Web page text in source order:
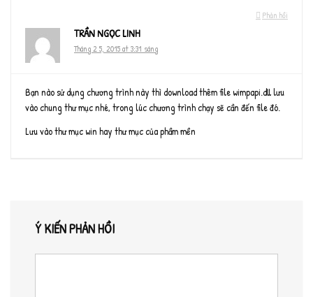
Phản hồi
TRẦN NGỌC LINH
Tháng 2 5, 2015 at 3:31 sáng
Bạn nào sử dụng chương trình này thì download thêm file wimpapi.dll lưu
vào chung thư mục nhé, trong lúc chương trình chạy sẽ cần đến file đó.
Lưu vào thư mục win hay thư mục của phầm mền
Ý KIẾN PHẢN HỒI